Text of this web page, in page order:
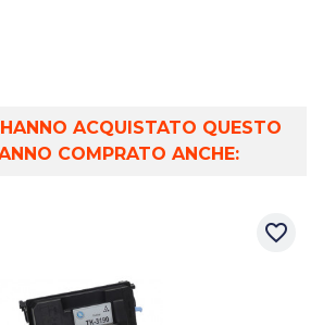
ACQUISTATO QUESTO
COMPRATO ANCHE:
favorite_border